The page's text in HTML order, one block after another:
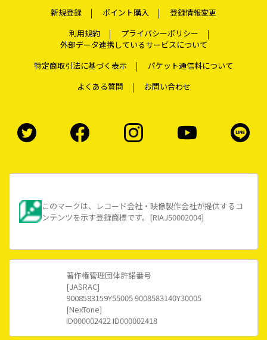
新規登録 ポイント購入
登録情報変更
利用規約
プライバシーポリシー
外部データ連携しているサービスについて
特定商取引法に基づく表示
パケット通信料について
よくある質問
お問い合わせ
このマークは、レコード会社・映像製作会社が提供するコ
ンテンツを示す登録商標です。[RIAJ50002004]
著作権管理団体許諾番号
[JASRAC]
9008583159Y55005 9008583140Y30005
[NexTone]
ID000002422 ID000002418